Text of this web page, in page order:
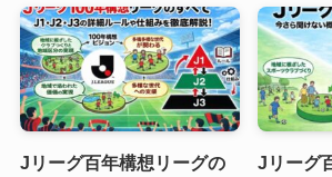
Jリーグ百年構想リーグの
Jリーグ